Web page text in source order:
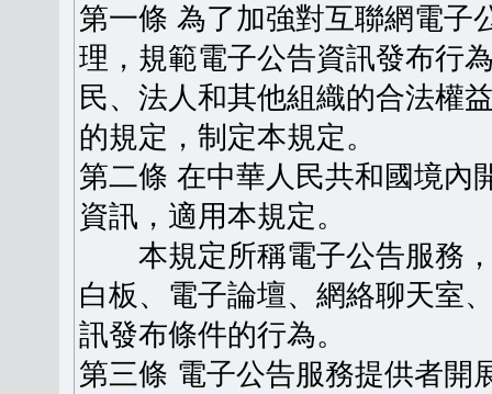
第一條 為了加強對互聯網電子
理，規範電子公告資訊發布行
民、法人和其他組織的合法權
的規定，制定本規定。
第二條 在中華人民共和國境內
資訊，適用本規定。
本規定所稱電子公告服務，
白板、電子論壇、網絡聊天室
訊發布條件的行為。
第三條 電子公告服務提供者開